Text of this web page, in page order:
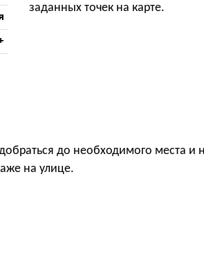
заданных точек на карте.
до необходимого места
на улице.